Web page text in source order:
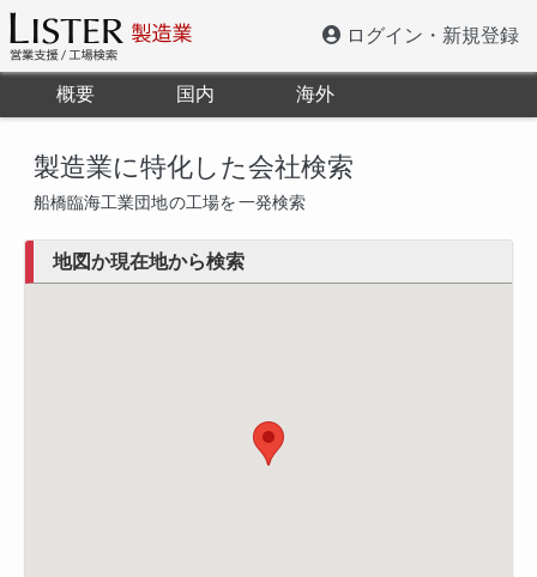
ログイン・新規登録
概要 国内 海外
製造業に特化した会社検索
船橋臨海工業団地の工場を一発検索
地図か現在地から検索